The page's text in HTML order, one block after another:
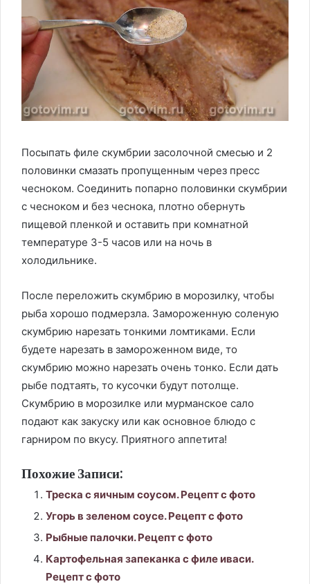
Посыпать филе скумбрии засолочной смесью и 2
половинки смазать пропущенным через пресс
чесноком. Соединить попарно половинки скумбрии
с чесноком и без чеснока, плотно обернуть
пищевой пленкой и оставить при комнатной
температуре 3-5 часов или на ночь в
холодильнике.
После переложить скумбрию в морозилку, чтобы
рыба хорошо подмерзла. Замороженную соленую
скумбрию нарезать тонкими ломтиками. Если
будете нарезать в замороженном виде, то
скумбрию можно нарезать очень тонко. Если дать
рыбе подтаять, то кусочки будут потолще.
Скумбрию в морозилке или мурманское сало
подают как закуску или как основное блюдо с
гарниром по вкусу. Приятного аппетита!
Похожие Записи:
Треска с яичным соусом. Рецепт с фото
Угорь в зеленом соусе. Рецепт с фото
Рыбные палочки. Рецепт с фото
Картофельная запеканка с филе иваси.
Рецепт с фото